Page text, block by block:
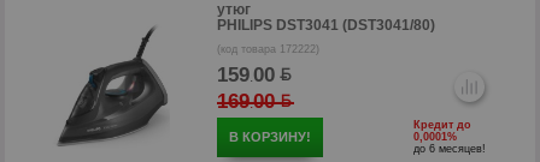
р
утюг
PHILIPS DST3041 (DST3041/80)
(код товара 172222)
159.00
169.00
В КОРЗИНУ!
Кредит до
0,0001%
до 6 месяцев!